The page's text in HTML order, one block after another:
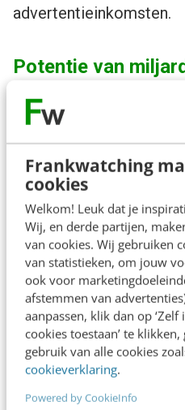
Frankwatching
cookies
Welkom! Leuk dat je
Wij, en derde partijen,
van cookies. Wij gebruiken
van statistieken, om jouw
ook voor
afstemmen van
aanpassen, klik dan op ‘Zelf
cookies toestaan’ te
gebruik van alle cookies
cookieverklaring.
Powered by CookieInfo
advertentieinkomsten.
Potentie van
Google heeft deze
goed ingeschat door
netwerkGoogle+te
lange na niet dezelfde
Facebook en kan dus
geven op de vragen
Facebook-platform
genereert Google
miljard dollaraan
Facebook met haar
paar procent van
heeft het bedrijf een